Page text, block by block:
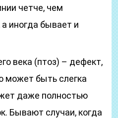
четче, чем
иногда бывает и
века (птоз) – дефект,
может быть слегка
даже полностью
Бывают случаи, когда